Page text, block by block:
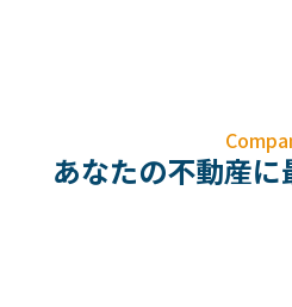
あなたの不動産に